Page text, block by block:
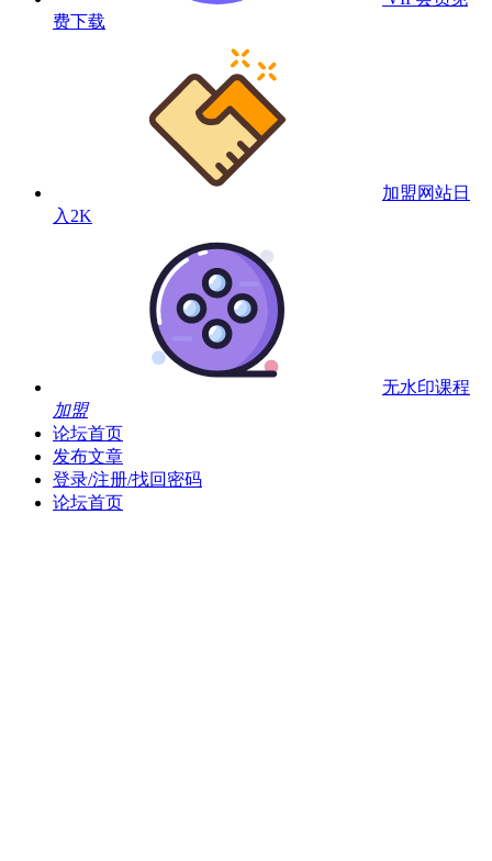
费下载
加盟网站日
入2K
无水印课程
加盟
论坛首页
发布文章
登录/注册/找回密码
论坛首页